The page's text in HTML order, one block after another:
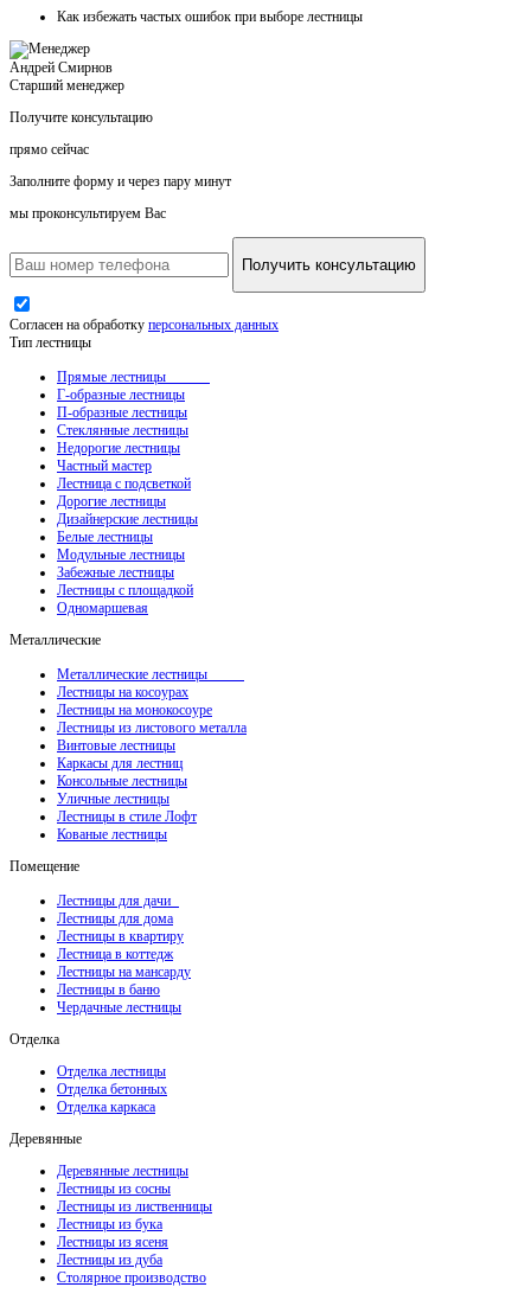
Как избежать частых ошибок при выборе лестницы
Андрей Смирнов
Старший менеджер
Получите консультацию
прямо сейчас
Заполните форму и через пару минут
мы проконсультируем Вас
Получить консультацию
Согласен на обработку персональных данных
Тип лестницы
Прямые лестницы
Г-образные лестницы
П-образные лестницы
Стеклянные лестницы
Недорогие лестницы
Частный мастер
Лестница с подсветкой
Дорогие лестницы
Дизайнерские лестницы
Белые лестницы
Модульные лестницы
Забежные лестницы
Лестницы с площадкой
Одномаршевая
Металлические
Металлические лестницы
Лестницы на косоурах
Лестницы на монокосоуре
Лестницы из листового металла
Винтовые лестницы
Каркасы для лестниц
Консольные лестницы
Уличные лестницы
Лестницы в стиле Лофт
Кованые лестницы
Помещение
Лестницы для дачи
Лестницы для дома
Лестницы в квартиру
Лестница в коттедж
Лестницы на мансарду
Лестницы в баню
Чердачные лестницы
Отделка
Отделка лестницы
Отделка бетонных
Отделка каркаса
Деревянные
Деревянные лестницы
Лестницы из сосны
Лестницы из лиственницы
Лестницы из бука
Лестницы из ясеня
Лестницы из дуба
Столярное производство